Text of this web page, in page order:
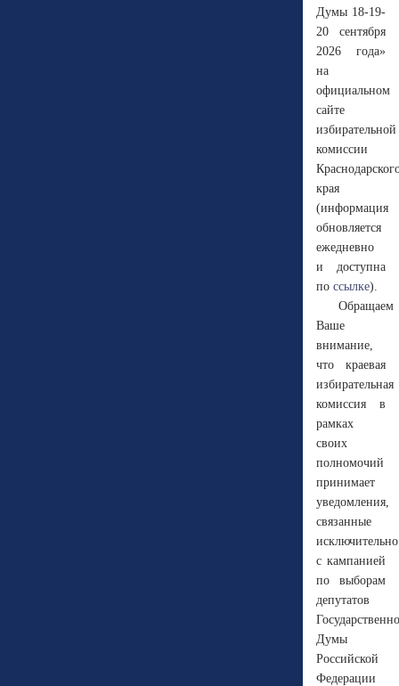
Думы 18-19-
20 сентября
2026 года»
на
официальном
сайте
избирательной
комиссии
края
(информация
обновляется
ежедневно
и доступна
по ссылке).
Обращаем
Ваше
внимание,
что краевая
избирательная
комиссия в
рамках
своих
полномочий
принимает
уведомления,
связанные
исключительно
с кампанией
по выборам
депутатов
Думы
Российской
Федерации